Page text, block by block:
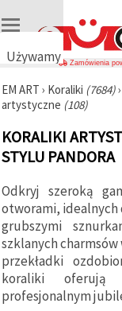
Używamy
cookie
🍪
plików
cookie i
podobnych
aby
zapewnić
prawidłowe
działanie
strony
internetowej,
poprawić
komfort
korzystania
z niej oraz,
Zamówienia
EM ART › Koraliki (7684)›
artystyczne (108)
KORALIKI
STYLU PANDORA
Odkryj szeroką
otworami,
grubszymi
szklanych
przekładki
koraliki oferują
profesjonalnym